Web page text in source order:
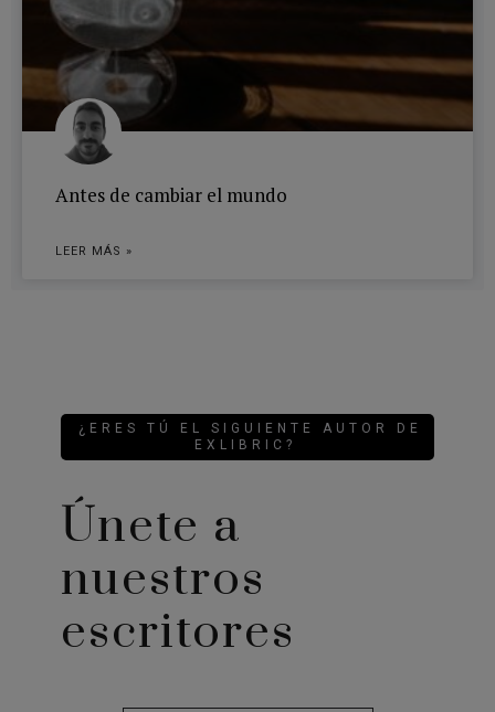
Antes de cambiar el mundo
LEER MÁS »
¿ERES TÚ EL SIGUIENTE AUTOR DE
EXLIBRIC?
Únete a
nuestros
escritores